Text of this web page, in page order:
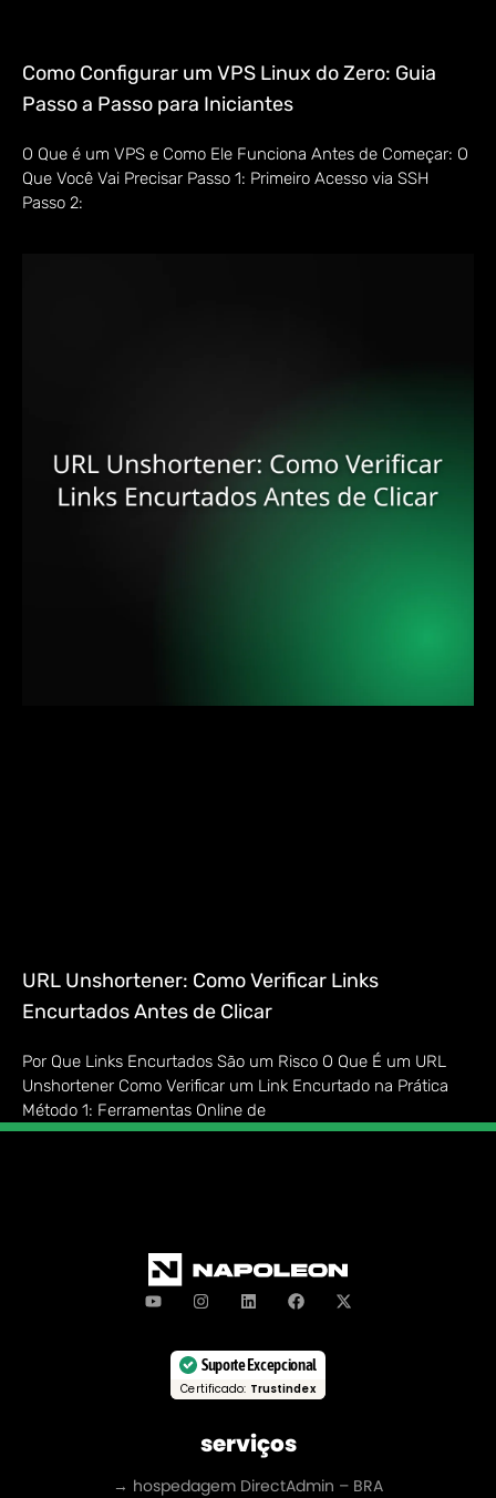
Como Configurar um VPS Linux do Zero: Guia
Passo a Passo para Iniciantes
O Que é um VPS e Como Ele Funciona Antes de Começar: O
Que Você Vai Precisar Passo 1: Primeiro Acesso via SSH
Passo 2:
URL Unshortener: Como Verificar Links
Encurtados Antes de Clicar
Por Que Links Encurtados São um Risco O Que É um URL
Unshortener Como Verificar um Link Encurtado na Prática
Método 1: Ferramentas Online de
Suporte Excepcional
Certificado: Trustindex
serviços
→ hospedagem DirectAdmin – BRA